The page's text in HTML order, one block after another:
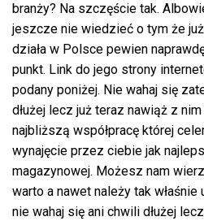
branży? Na szczęście tak.
jeszcze nie wiedzieć o tym że
działa w Polsce pewien
punkt. Link do jego strony
podany poniżej. Nie wahaj się
dłużej lecz już teraz nawiąż z
najbliższą współpracę której
wynajęcie przez ciebie jak
magazynowej. Możesz nam
warto a nawet należy tak właśnie
nie wahaj się ani chwili dłużej